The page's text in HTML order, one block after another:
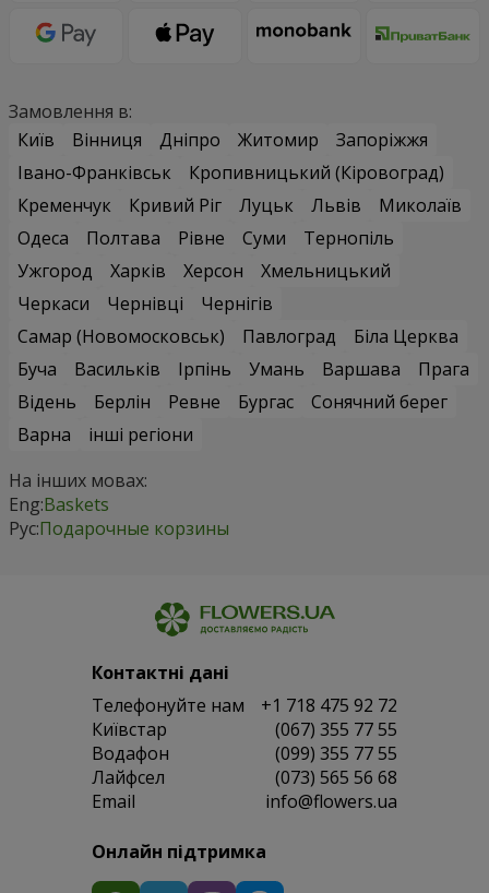
Замовлення в:
Київ
Вінниця Дніпро Житомир
Запоріжжя
Івано-Франківськ
Кропивницький (Кіровоград)
Кременчук
Кривий Ріг Луцьк Львів
Миколаїв
Одеса
Полтава Рівне Суми
Тернопіль
Ужгород
Харків Херсон
Хмельницький
Черкаси
Чернівці
Чернігів
Самар (Новомосковськ)
Павлоград
Біла Церква
Буча
Васильків Ірпінь Умань Варшава
Прага
Відень
Берлін Ревне Бургас
Сонячний берег
Варна
інші регіони
На інших мовах:
Eng:Baskets
Рус:Подарочные корзины
Контактні дані
Телефонуйте нам
+1 718 475 92 72
Київстар
(067) 355 77 55
Водафон
(099) 355 77 55
Лайфсел
(073) 565 56 68
Email
info@flowers.ua
Онлайн підтримка